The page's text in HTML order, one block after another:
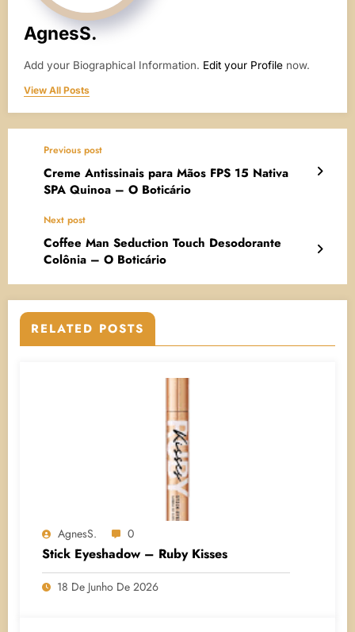
AgnesS.
Add your Biographical Information. Edit your Profile now.
View All Posts
Previous post
Creme Antissinais para Mãos FPS 15 Nativa
SPA Quinoa – O Boticário
Next post
Coffee Man Seduction Touch Desodorante
Colônia – O Boticário
RELATED POSTS
AgnesS. 0
Stick Eyeshadow – Ruby Kisses
18 De Junho De 2026